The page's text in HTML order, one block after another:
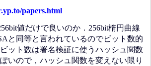
papers.html
値だけで良いのか．256bit楕円曲線
と同等と言われているのでビット数的
ット数は署名検証に使うハッシュ関数
いので，ハッシュ関数を変えない限り